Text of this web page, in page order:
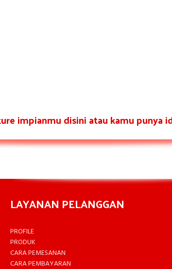
impianmu disini atau kamu punya
LAYANAN PELANGGAN
PROFILE
PRODUK
CARA PEMESANAN
CARA PEMBAYARAN